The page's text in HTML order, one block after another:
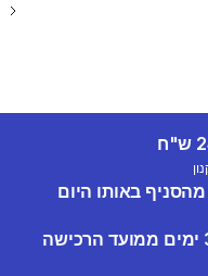
באותו היום